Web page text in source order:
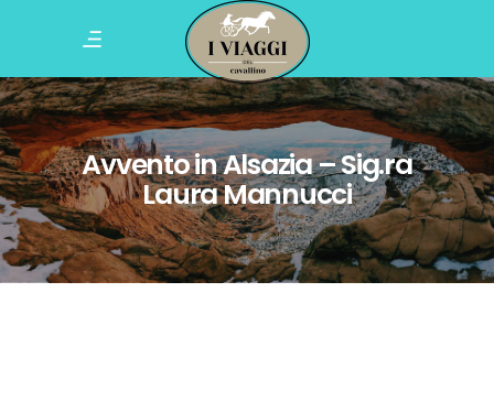
Avvento in Alsazia – Sig.ra
Laura Mannucci